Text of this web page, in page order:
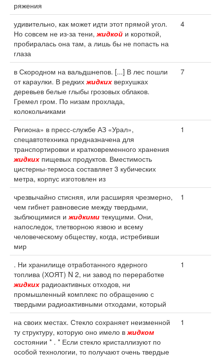
ряжения
удивительно, как может идти этот прямой угол.
Но совсем не из-за тени,жидкой и короткой,
пробиралась она там, а лишь бы не попасть на
глаза
4
в Скородном на вальдшнепов. [...] В лес пошли
от караулки. В редкихжидких верхушках
деревьев белые глыбы грозовых облаков.
Гремел гром. По низам прохлада,
колокольчиками
7
Региона» в пресс-службе АЗ «Урал»,
спецавтотехника предназначена для
транспортировки и кратковременного хранения
жидких пищевых продуктов. Вместимость
цистерны-термоса составляет 3 кубических
метра, корпус изготовлен из
1
чрезвычайно стисняя, или расширяя чрезмерно,
чем гибнет равновесие между твердыми,
зыблющимися ижидкими текущими. Они,
напоследок, тлетворною язвою и всему
человеческому обществу, когда, истребивши
мир
1
. Ни хранилище отработанного ядерного
топлива (ХОЯТ) N 2, ни завод по переработке
жидких радиоактивных отходов, ни
промышленный комплекс по обращению с
твердыми радиоактивными отходами, который
1
на своих местах. Стекло сохраняет неизменной
ту структуру, которую оно имело вжидком
состоянии * . * Если стекло кристаллизуют по
особой технологии, то получают очень твердые
1